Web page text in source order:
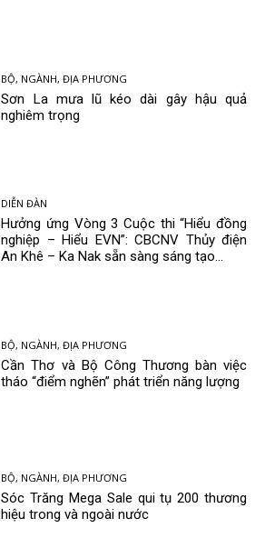
BỘ, NGÀNH, ĐỊA PHƯƠNG
Sơn La mưa lũ kéo dài gây hậu quả
nghiêm trọng
DIỄN ĐÀN
Hưởng ứng Vòng 3 Cuộc thi “Hiểu đồng
nghiệp – Hiểu EVN”: CBCNV Thủy điện
An Khê – Ka Nak sẵn sàng sáng tạo...
BỘ, NGÀNH, ĐỊA PHƯƠNG
Cần Thơ và Bộ Công Thương bàn việc
tháo “điểm nghẽn” phát triển năng lượng
BỘ, NGÀNH, ĐỊA PHƯƠNG
Sóc Trăng Mega Sale qui tụ 200 thương
hiệu trong và ngoài nước